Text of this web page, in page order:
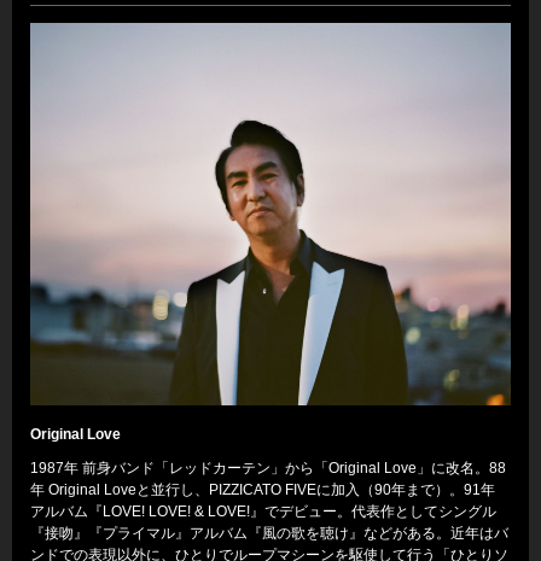
Original Love
1987年 前身バンド「レッドカーテン」から「Original Love」に改名。88
年 Original Loveと並行し、PIZZICATO FIVEに加入（90年まで）。91年
アルバム『LOVE! LOVE! & LOVE!』でデビュー。代表作としてシングル
『接吻』『プライマル』アルバム『風の歌を聴け』などがある。近年はバ
ンドでの表現以外に、ひとりでループマシーンを駆使して行う「ひとりソ